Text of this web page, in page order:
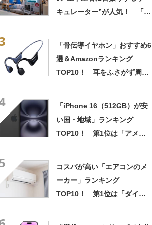
キュレーター”が人気！ 「コ
「骨伝導イヤホン」おすすめ6
選＆Amazonランキング
TOP10！ 耳をふさがず周囲
「iPhone 16（512GB）が安
い国・地域」ランキング
TOP10！ 第1位は「アメリ
コスパが高い「エアコンのメ
ーカー」ランキング
TOP10！ 第1位は「ダイキ